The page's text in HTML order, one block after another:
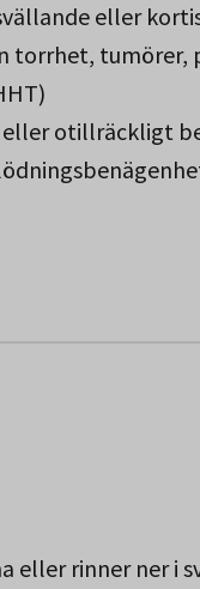
eller
torrhet,
otillräckligt
eller rinner ner i